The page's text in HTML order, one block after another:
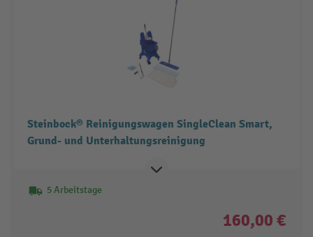
Steinbock® Reinigungswagen SingleClean Smart,
Grund- und Unterhaltungsreinigung
5 Arbeitstage
160,00 €